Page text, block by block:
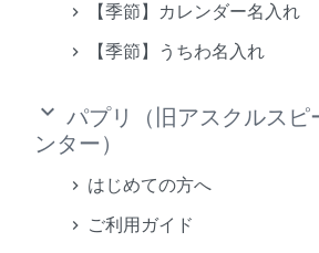
【季節】カレンダー名入れ
【季節】うちわ名入れ
keyboard_arrow_down パプリ（旧アスクルスピ
ンター）
はじめての方へ
ご利用ガイド